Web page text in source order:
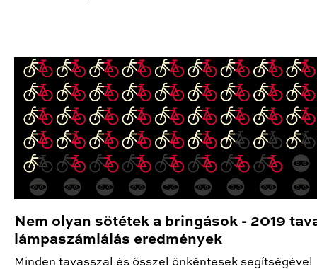
Nem olyan sötétek a bringások - 2019
lámpaszámlálás eredmények
Minden tavasszal és ősszel önkéntesek segítségével